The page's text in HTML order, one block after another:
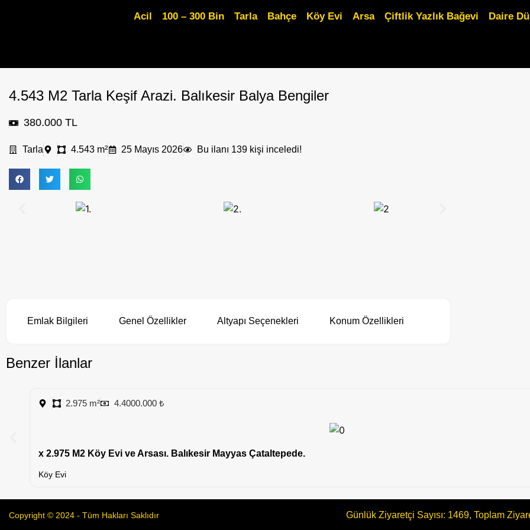
Acil 100 – 300 Bin Tarla Bahçe Köy Evi Arsa Çiftlik Yazlık Bağevi Daire
4.543 M2 Tarla Keşif Arazi. Balıkesir Balya Bengiler
380.000 TL
Tarla 4.543 m² 25 Mayıs 2026 Bu ilanı 139 kişi inceledi!
Emlak Bilgileri Genel Özellikler Altyapı Seçenekleri Konum Özellikleri
Benzer İlanlar
2.975 m² 4.4000.000 ₺
x 2.975 M2 Köy Evi ve Arsası. Balıkesir Mayyas Çataltepede.
Köy Evi
Copyright © 2024 - Tüm Hakları Saklıdır Günlük Ziyaretçi Sayısı: 1469, Toplam